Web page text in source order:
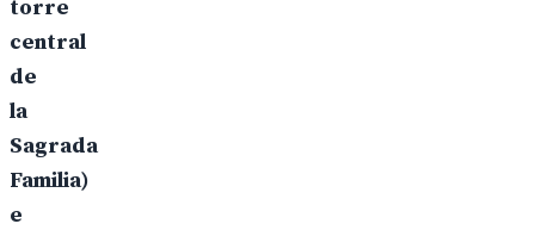
torre
central
de
la
Sagrada
Familia)
e